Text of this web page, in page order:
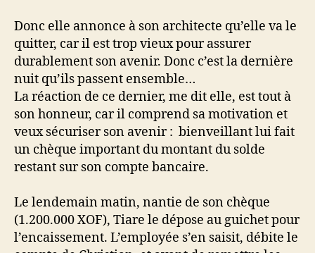
Donc elle annonce à son architecte qu’elle va le
quitter, car il est trop vieux pour assurer
durablement son avenir. Donc c’est la dernière
nuit qu’ils passent ensemble…
La réaction de ce dernier, me dit elle, est tout à
son honneur, car il comprend sa motivation et
veux sécuriser son avenir : bienveillant lui fait
un chèque important du montant du solde
restant sur son compte bancaire.
Le lendemain matin, nantie de son chèque
(1.200.000 XOF), Tiare le dépose au guichet pour
l’encaissement. L’employée s’en saisit, débite le